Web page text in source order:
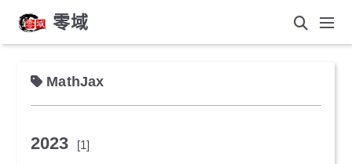
零域
MathJax
2023 [1]